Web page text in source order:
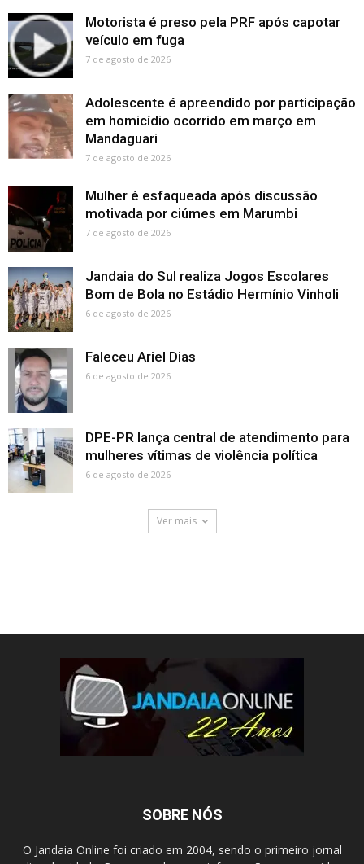
Motorista é preso pela PRF após capotar
veículo em fuga
7 de agosto de 2026
Adolescente é apreendido por participação
em homicídio ocorrido em março em
Mandaguari
7 de agosto de 2026
Mulher é esfaqueada após discussão
motivada por ciúmes em Marumbi
7 de agosto de 2026
Jandaia do Sul realiza Jogos Escolares
Bom de Bola no Estádio Hermínio Vinholi
6 de agosto de 2026
Faleceu Ariel Dias
6 de agosto de 2026
DPE-PR lança central de atendimento para
mulheres vítimas de violência política
6 de agosto de 2026
Ver mais
SOBRE NÓS
O Jandaia Online foi criado em 2004, sendo o primeiro jornal